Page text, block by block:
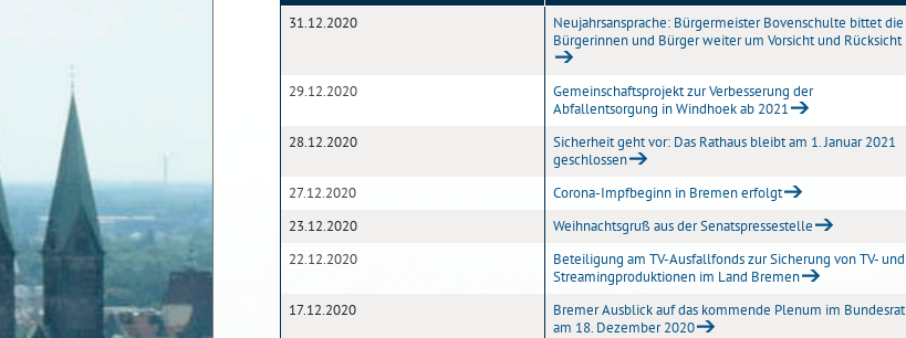
31.12.2020
Neujahrsansprache: Bürgermeister Bovenschulte bittet die
Bürgerinnen und Bürger weiter um Vorsicht und Rücksicht
29.12.2020
Gemeinschaftsprojekt zur Verbesserung der
Abfallentsorgung in Windhoek ab 2021
28.12.2020
Sicherheit geht vor: Das Rathaus bleibt am 1. Januar 2021
geschlossen
27.12.2020
Corona-Impfbeginn in Bremen erfolgt
23.12.2020
Weihnachtsgruß aus der Senatspressestelle
22.12.2020
Beteiligung am TV-Ausfallfonds zur Sicherung von TV- und
Streamingproduktionen im Land Bremen
17.12.2020
Bremer Ausblick auf das kommende Plenum im Bundesrat
am 18. Dezember 2020